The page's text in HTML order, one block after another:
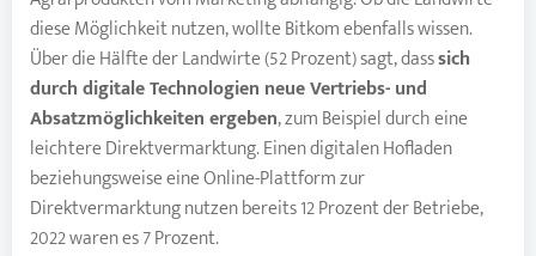
diese Möglichkeit nutzen, wollte Bitkom ebenfalls wissen.
Über die Hälfte der Landwirte (52 Prozent) sagt, dasssich
durch digitale Technologien neue Vertriebs- und
Absatzmöglichkeiten ergeben, zum Beispiel durch eine
leichtere Direktvermarktung. Einen digitalen Hofladen
beziehungsweise eine Online-Plattform zur
Direktvermarktung nutzen bereits 12 Prozent der Betriebe,
2022 waren es 7 Prozent.